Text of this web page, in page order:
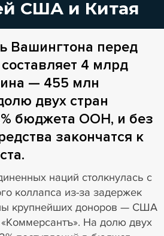
США и Китая
Вашингтона перед
4 млрд
— 455 млн
двух стран
бюджета ООН, и без
закончатся к
наций столкнулась с
коллапса из-за задержек
крупнейших доноров — США
«Коммерсантъ». На долю двух